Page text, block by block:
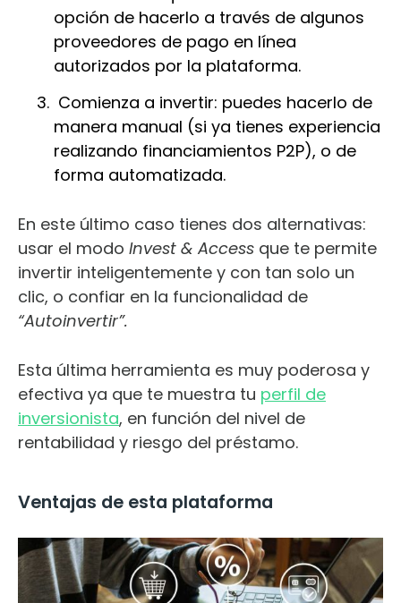
opción de hacerlo a través de algunos
proveedores de pago en línea
autorizados por la plataforma.
Comienza a invertir: puedes hacerlo de
manera manual (si ya tienes experiencia
realizando financiamientos P2P), o de
forma automatizada.
En este último caso tienes dos alternativas:
usar el modo Invest & Access que te permite
invertir inteligentemente y con tan solo un
clic, o confiar en la funcionalidad de
“Autoinvertir”.
Esta última herramienta es muy poderosa y
efectiva ya que te muestra tu perfil de
inversionista, en función del nivel de
rentabilidad y riesgo del préstamo.
Ventajas de esta plataforma